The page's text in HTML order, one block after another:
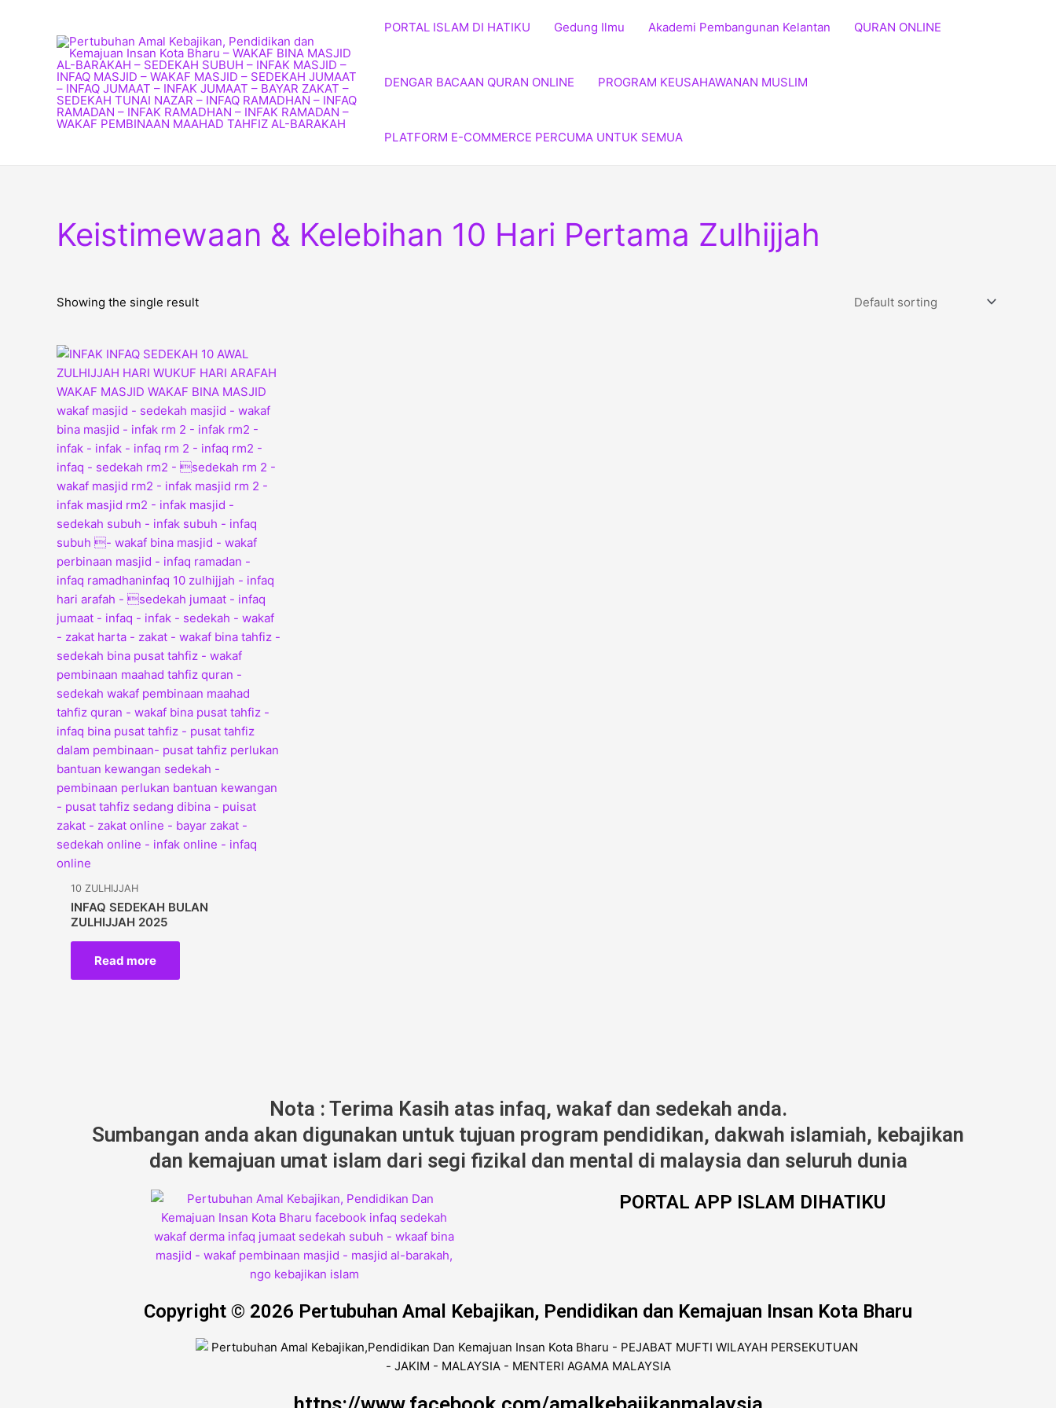
PORTAL ISLAM DI HATIKU Gedung Ilmu Akademi Pembangunan Kelantan QURAN ONLINE
DENGAR BACAAN QURAN ONLINE PROGRAM KEUSAHAWANAN MUSLIM
PLATFORM E-COMMERCE PERCUMA UNTUK SEMUA
Keistimewaan & Kelebihan 10 Hari Pertama Zulhijjah
Showing the single result
10 ZULHIJJAH
INFAQ SEDEKAH BULAN
ZULHIJJAH 2025
Read more
Nota : Terima Kasih atas infaq, wakaf dan sedekah anda.
Sumbangan anda akan digunakan untuk tujuan program pendidikan, dakwah islamiah, kebajikan
dan kemajuan umat islam dari segi fizikal dan mental di malaysia dan seluruh dunia
PORTAL APP ISLAM DIHATIKU
Copyright © 2026 Pertubuhan Amal Kebajikan, Pendidikan dan Kemajuan Insan Kota Bharu